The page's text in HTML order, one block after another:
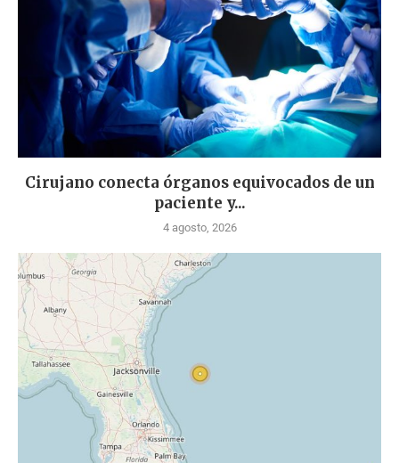
Cirujano conecta órganos equivocados de un
paciente y...
4 agosto, 2026